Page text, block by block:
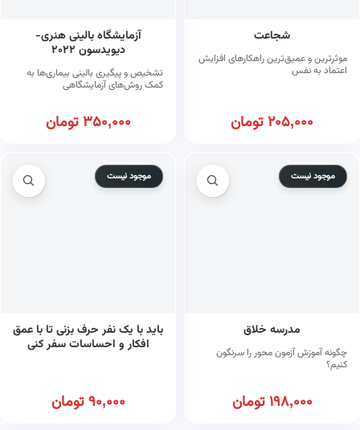
شجاعت
موثرترین و عمیق‌ترین راهکارهای افزایش
اعتماد به نفس
205,000تومان
آزمایشگاه بالینی هنری-
دیویدسون ۲۰۲۲
تشخیص و پیگیری بالینی بیماری‌ها به
کمک روش‌های آزمایشگاهی
350,000تومان
موجود نیست
مدرسه خلاق
چگونه آموزش آزمون محور را سرنگون
کنیم؟
198,000تومان
موجود نیست
باید با یک نفر حرف بزنی تا با عمق
افکار و احساسات سفر کنی
90,000تومان